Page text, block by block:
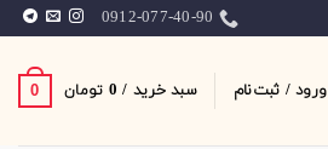
0912-077-40-90
ورود / ثبت‌نام سبد خرید / 0 تومان 0